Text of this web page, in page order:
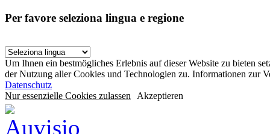
Per favore seleziona lingua e regione
Um Ihnen ein bestmögliches Erlebnis auf dieser Website zu bieten
der Nutzung aller Cookies und Technologien zu. Informationen zur
Datenschutz
Nur essenzielle Cookies zulassen Akzeptieren